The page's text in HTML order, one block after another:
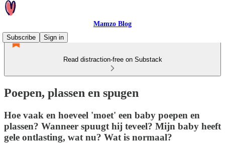
Mamzo Blog
Subscribe
Sign in
Read distraction-free on Substack
Poepen, plassen en spugen
Hoe vaak en hoeveel 'moet' een baby poepen en
plassen? Wanneer spuugt hij teveel? Mijn baby heeft
gele ontlasting, wat nu? Wat is normaal?